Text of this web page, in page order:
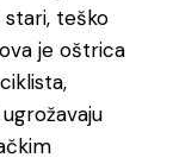
stari, teško
je oštrica